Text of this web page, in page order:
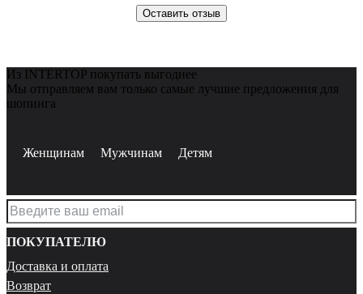
Оставить отзыв
Из INTERTOP покупать выгоднее
Мы отправляем вам только самые лучшие предложения для
шопинга
Женщинам Мужчинам Детям
ПОКУПАТЕЛЮ
Доставка и оплата
Возврат